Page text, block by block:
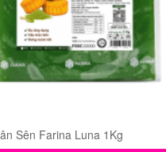
Sên Farina Luna 1Kg